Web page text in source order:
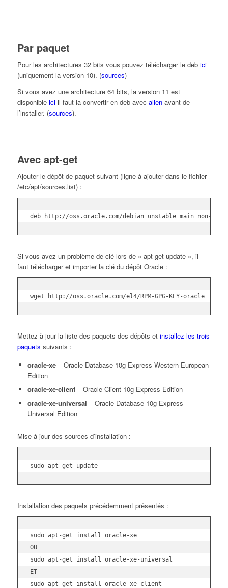
Par paquet
Pour les architectures 32 bits vous pouvez télécharger le deb ici
(uniquement la version 10). (sources)
Si vous avez une architecture 64 bits, la version 11 est
disponible iciil faut la convertir en deb avec alienavant de
l’installer. (sources).
Avec apt-get
Ajouter le dépôt de paquet suivant (ligne à ajouter dans le fichier
/etc/apt/sources.list) :
deb http://oss.oracle.com/debian unstable main non-free
Si vous avez un problème de clé lors de « apt-get update », il
faut télécharger et importer la clé du dépôt Oracle :
wget http://oss.oracle.com/el4/RPM-GPG-KEY-oracle  -
Mettez à jour la liste des paquets des dépôts et installez les trois
paquets suivants :
oracle-xe– Oracle Database 10g Express Western European
Edition
oracle-xe-client– Oracle Client 10g Express Edition
oracle-xe-universal – Oracle Database 10g Express
Universal Edition
Mise à jour des sources d’installation :
sudo apt-get update
Installation des paquets précédemment présentés :
sudo apt-get install oracle-xe
OU
sudo apt-get install oracle-xe-universal
ET
sudo apt-get install oracle-xe-client